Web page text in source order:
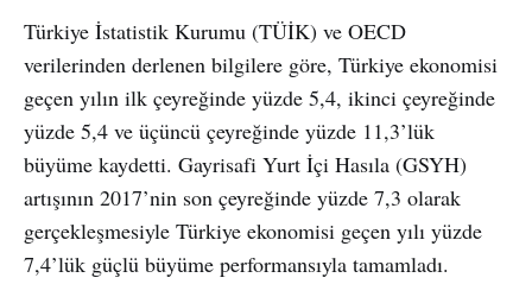
Türkiye İstatistik Kurumu (TÜİK) ve OECD
verilerinden derlenen bilgilere göre, Türkiye ekonomisi
geçen yılın ilk çeyreğinde yüzde 5,4, ikinci çeyreğinde
yüzde 5,4 ve üçüncü çeyreğinde yüzde 11,3’lük
büyüme kaydetti. Gayrisafi Yurt İçi Hasıla (GSYH)
artışının 2017’nin son çeyreğinde yüzde 7,3 olarak
gerçekleşmesiyle Türkiye ekonomisi geçen yılı yüzde
7,4’lük güçlü büyüme performansıyla tamamladı.